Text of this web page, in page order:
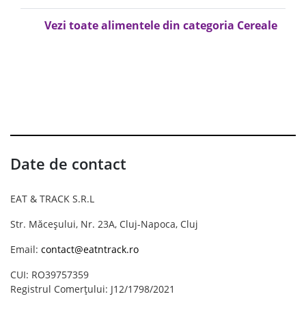
Vezi toate alimentele din categoria Cereale
Date de contact
EAT & TRACK S.R.L
Str. Măceșului, Nr. 23A, Cluj-Napoca, Cluj
Email: contact@eatntrack.ro
CUI: RO39757359
Registrul Comerțului: J12/1798/2021